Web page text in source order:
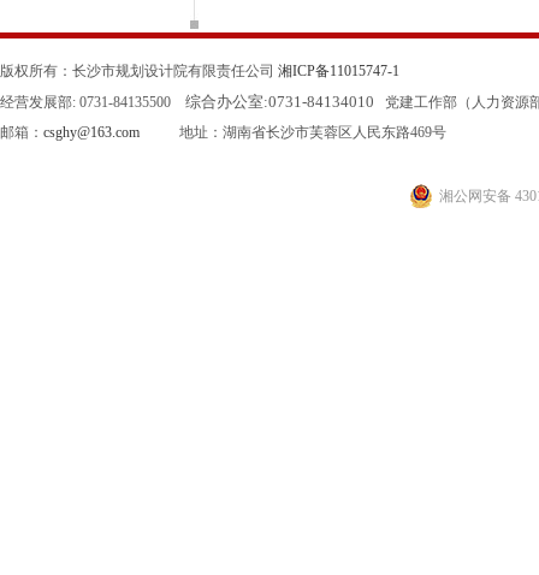
版权所有：长沙市规划设计院有限责任公司 湘ICP备11015747-1
经营发展部: 0731-84135500 综合办公室:0731-84134010
党建工作部（人力资源
邮箱： csghy@163.com 地址：湖南省长沙市芙蓉区人民东路469号
湘公网安备